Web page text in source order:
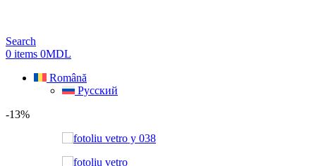
Search
0 items 0MDL
Română
Русский
-13%